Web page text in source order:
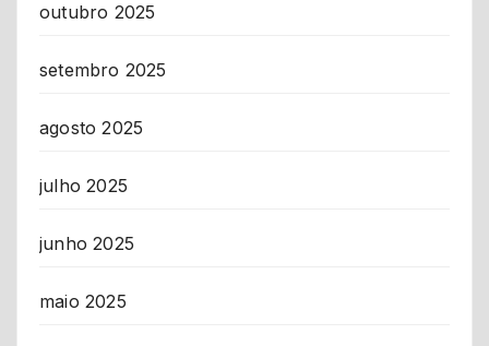
outubro 2025
setembro 2025
agosto 2025
julho 2025
junho 2025
maio 2025